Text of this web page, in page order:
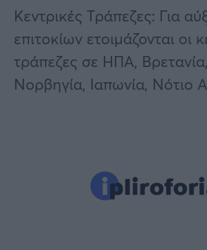
ΕΣΠΑ
Lifestyle
Αθλητικά
Υγεία
Κεντρικές Τράπεζες: Για
επιτοκίων ετοιμάζονται οι
τράπεζες σε ΗΠΑ,
Νορβηγία, Ιαπωνία, Νότιο